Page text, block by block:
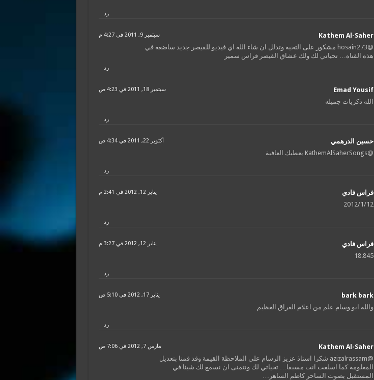
رد
Kathem Al-Saher سبتمبر 9, 2011 في 4:27 م
@hosain273 مشكور على التحية وتدلل ان شاء الله اي فيديو للقيصر جديد ساضعه في
هذه القناه… تحياتي لك ولك عشاق القيصر فراس سمير
رد
Emad Yousif سبتمبر 18, 2011 في 4:23 ص
الله ذكريات جميله
رد
حسين الدرهمي أكتوبر 22, 2011 في 4:34 ص
@KathemAlSaherSongs يعطيك العافية
رد
فراس فادي يناير 12, 2012 في 2:41 م
2012/1/12
رد
فراس فادي يناير 12, 2012 في 3:27 م
18.845
رد
bark bark يناير 17, 2012 في 5:10 ص
والله ابو وسام علم من اعلام العراق العظيم
رد
Kathem Al-Saher مارس 7, 2012 في 7:06 ص
@azizalrassam شكرا استاذ عزيز الرسام على الملاحظة القيمة وقد قمنا بتعديل
المعلومة كما اسلفت انت مسبقا… تحياتي لك ونتمنى ان نسمع لك شيئا في
المستقبل بصوت الساحر كاظم الساهر…